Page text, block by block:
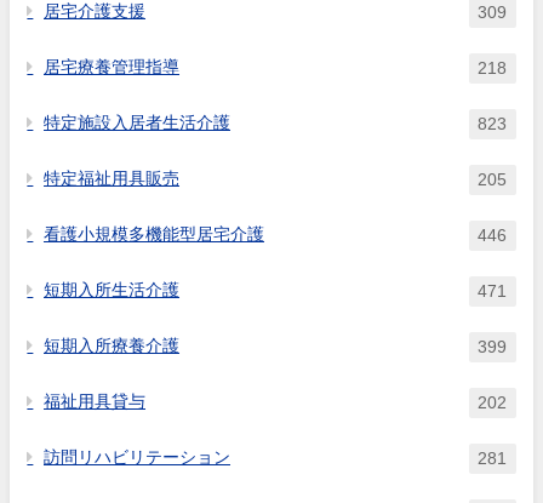
居宅介護支援 309
居宅療養管理指導 218
特定施設入居者生活介護 823
特定福祉用具販売 205
看護小規模多機能型居宅介護 446
短期入所生活介護 471
短期入所療養介護 399
福祉用具貸与 202
訪問リハビリテーション 281